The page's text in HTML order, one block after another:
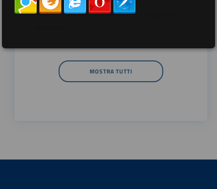
##DS ##FGU ##Gilda
MOSTRA TUTTI